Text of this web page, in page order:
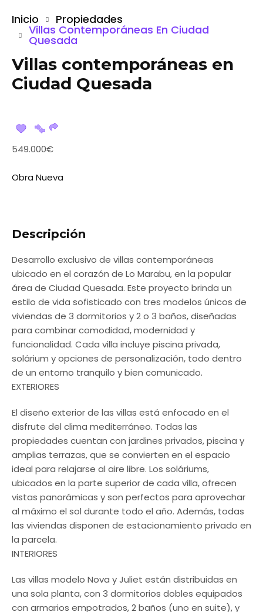
Inicio Propiedades
Villas Contemporáneas En Ciudad
Quesada
Villas contemporáneas en
Ciudad Quesada
549.000€
Obra Nueva
Descripción
Desarrollo exclusivo de villas contemporáneas
ubicado en el corazón de Lo Marabu, en la popular
área de Ciudad Quesada. Este proyecto brinda un
estilo de vida sofisticado con tres modelos únicos de
viviendas de 3 dormitorios y 2 o 3 baños, diseñadas
para combinar comodidad, modernidad y
funcionalidad. Cada villa incluye piscina privada,
solárium y opciones de personalización, todo dentro
de un entorno tranquilo y bien comunicado.
EXTERIORES
El diseño exterior de las villas está enfocado en el
disfrute del clima mediterráneo. Todas las
propiedades cuentan con jardines privados, piscina y
amplias terrazas, que se convierten en el espacio
ideal para relajarse al aire libre. Los soláriums,
ubicados en la parte superior de cada villa, ofrecen
vistas panorámicas y son perfectos para aprovechar
al máximo el sol durante todo el año. Además, todas
las viviendas disponen de estacionamiento privado en
la parcela.
INTERIORES
Las villas modelo Nova y Juliet están distribuidas en
una sola planta, con 3 dormitorios dobles equipados
con armarios empotrados, 2 baños (uno en suite), y